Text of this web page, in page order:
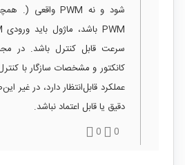
سرعت قابل کنترل باشد. در
عملکرد قابل‌انتظار دارد، در
دقیق یا قابل اعتماد نباشد.
0
0